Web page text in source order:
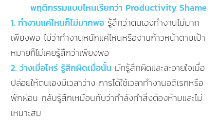
พฤติกรรมแบบไหนเรียกว่า Productivity Shame
1. ทำงานแค่ไหนก็ไม่มากพอ รู้สึกว่าตนเองทำงานไม่มาก
เพียงพอ ไม่ว่าทำงานหนักแค่ไหนหรืองานก้าวหน้าตามเป้า
หมายก็ไม่เคยรู้สึกว่าเพียงพอ
2. ว่างเมื่อไหร่ รู้สึกผิดเมื่อนั้น มักรู้สึกผิดและละอายใจเมื่อ
ปล่อยให้ตนเองมีเวลาว่าง การได้ใช้เวลาทำงานอดิเรกหรือ
พักผ่อน กลับรู้สึกเหมือนกับว่ากำลังทำสิ่งต้องห้ามและไม่
เหมาะสม